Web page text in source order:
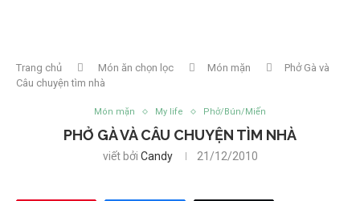
Trang chủ Món ăn chọn lọc Món mặn
Phở Gà và
Câu chuyện tìm nhà
Món mặn My life Phở/Bún/Miến
PHỞ GÀ VÀ CÂU CHUYỆN TÌM NHÀ
viết bởi Candy 21/12/2010